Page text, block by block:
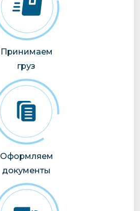
Принимаем
груз
Оформляем
документы